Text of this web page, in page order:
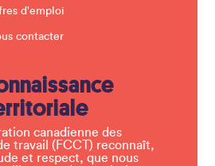
d'emploi
contacter
canadienne des
travail (FCCT) reconnaît,
et respect, que nous